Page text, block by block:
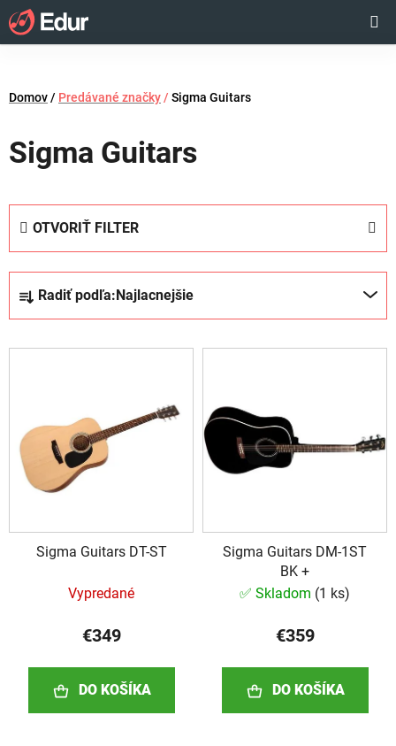
Prejsť
na
obsah
KOŠÍK
Domov/ Predávané značky / Sigma Guitars
Sigma Guitars
OTVORIŤ FILTER
d
e
p
u
Radiť podľa:Najlacnejšie
V
p
d
Sigma Guitars DT-ST
Vypredané
€349
DO KOŠÍKA
Sigma Guitars DM-1ST
BK +
✅ Skladom (1 ks)
€359
DO KOŠÍKA